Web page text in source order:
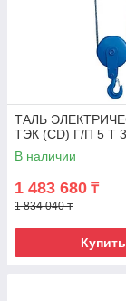
ТАЛЬ
ТЭК (CD) Г/П 5 Т
В наличии
1 483 680 ₸
1 834 040 ₸
Купить